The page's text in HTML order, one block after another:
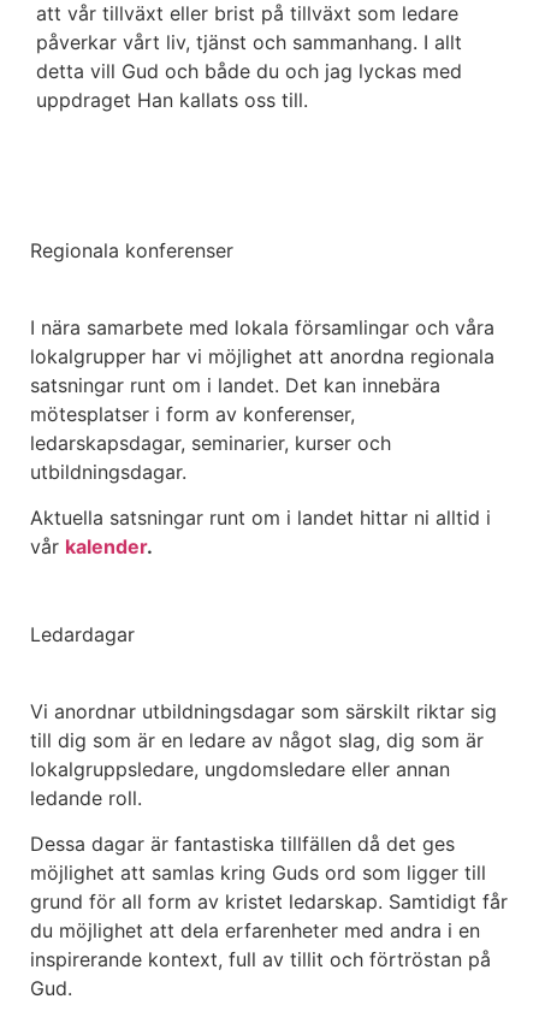
att vår tillväxt eller brist på tillväxt som ledare
påverkar vårt liv, tjänst och sammanhang. I allt
detta vill Gud och både du och jag lyckas med
uppdraget Han kallats oss till.
Regionala konferenser
I nära samarbete med lokala församlingar och våra
lokalgrupper har vi möjlighet att anordna regionala
satsningar runt om i landet. Det kan innebära
mötesplatser i form av konferenser,
ledarskapsdagar, seminarier, kurser och
utbildningsdagar.
Aktuella satsningar runt om i landet hittar ni alltid i
vår kalender.
Ledardagar
Vi anordnar utbildningsdagar som särskilt riktar sig
till dig som är en ledare av något slag, dig som är
lokalgruppsledare, ungdomsledare eller annan
ledande roll.
Dessa dagar är fantastiska tillfällen då det ges
möjlighet att samlas kring Guds ord som ligger till
grund för all form av kristet ledarskap. Samtidigt får
du möjlighet att dela erfarenheter med andra i en
inspirerande kontext, full av tillit och förtröstan på
Gud.